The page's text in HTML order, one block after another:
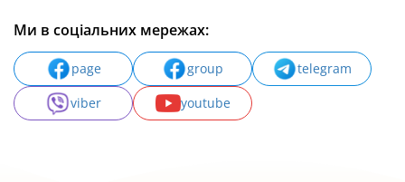
Ми в соціальних мережах:
page group
telegram
viber
youtube